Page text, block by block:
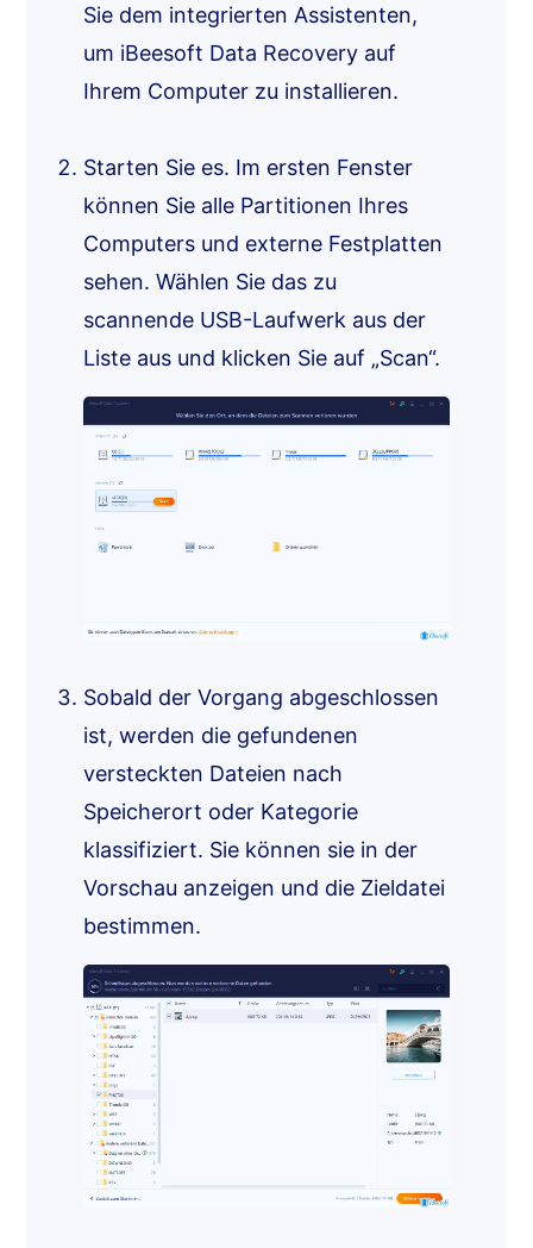
Sie dem integrierten Assistenten,
um iBeesoft Data Recovery auf
Ihrem Computer zu installieren.
Starten Sie es. Im ersten Fenster
können Sie alle Partitionen Ihres
Computers und externe Festplatten
sehen. Wählen Sie das zu
scannende USB-Laufwerk aus der
Liste aus und klicken Sie auf „Scan“.
Sobald der Vorgang abgeschlossen
ist, werden die gefundenen
versteckten Dateien nach
Speicherort oder Kategorie
klassifiziert. Sie können sie in der
Vorschau anzeigen und die Zieldatei
bestimmen.